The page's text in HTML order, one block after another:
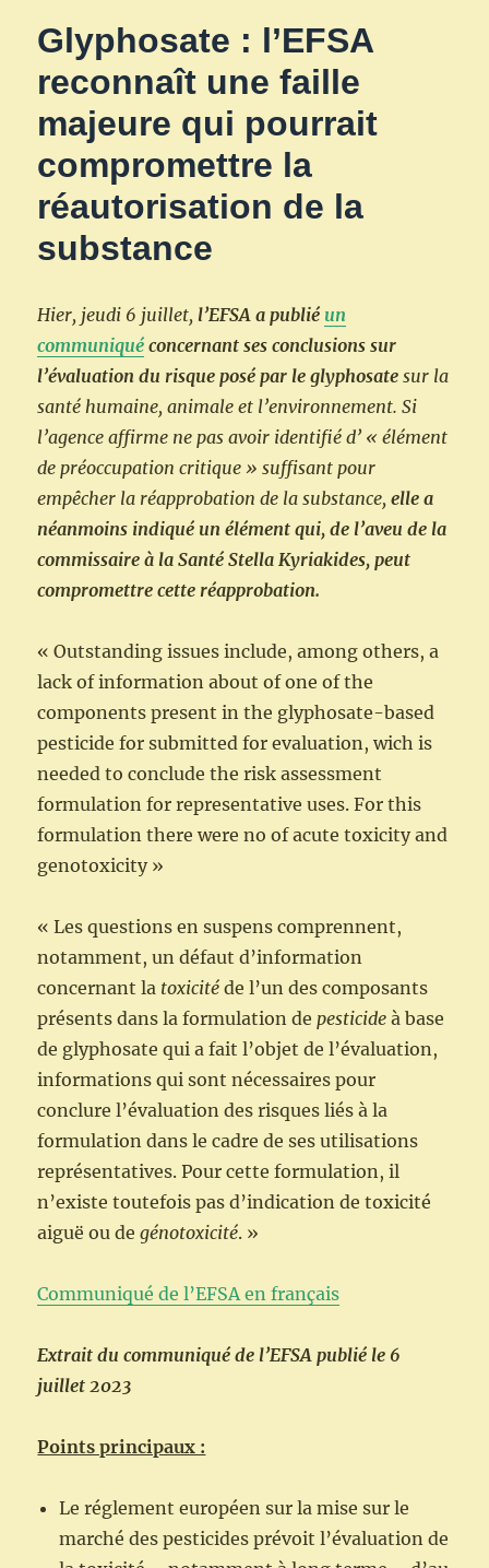
Glyphosate : l’EFSA
reconnaît une faille
majeure qui pourrait
compromettre la
réautorisation de la
substance
Hier, jeudi 6 juillet, l’EFSA a publié un
communiqué concernant ses conclusions sur
l’évaluation du risque posé par le glyphosate sur la
santé humaine, animale et l’environnement. Si
l’agence affirme ne pas avoir identifié d’ « élément
de préoccupation critique » suffisant pour
empêcher la réapprobation de la substance,elle a
néanmoins indiqué un élément qui, de l’aveu de la
commissaire à la Santé Stella Kyriakides, peut
compromettre cette réapprobation.
« Outstanding issues include, among others, a
lack of information about of one of the
components present in the glyphosate-based
pesticide for submitted for evaluation, wich is
needed to conclude the risk assessment
formulation for representative uses. For this
formulation there were no of acute toxicity and
genotoxicity »
« Les questions en suspens comprennent,
notamment, un défaut d’information
concernant la toxicité de l’un des composants
présents dans la formulation depesticide à base
de glyphosate qui a fait l’objet de l’évaluation,
informations qui sont nécessaires pour
conclure l’évaluation des risques liés à la
formulation dans le cadre de ses utilisations
représentatives. Pour cette formulation, il
n’existe toutefois pas d’indication de toxicité
aiguë ou degénotoxicité. »
Communiqué de l’EFSA en français
Extrait du communiqué de l’EFSA publié le 6
juillet 2023
Points principaux :
Le réglement européen sur la mise sur le
marché des pesticides prévoit l’évaluation de